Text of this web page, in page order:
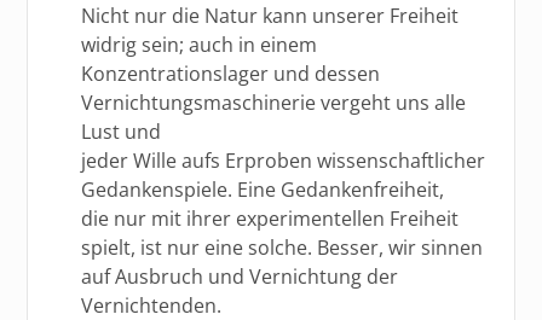
Nicht nur die Natur kann unserer Freiheit
widrig sein; auch in einem
Konzentrationslager und dessen
Vernichtungsmaschinerie vergeht uns alle
Lust und
jeder Wille aufs Erproben wissenschaftlicher
Gedankenspiele. Eine Gedankenfreiheit,
die nur mit ihrer experimentellen Freiheit
spielt, ist nur eine solche. Besser, wir sinnen
auf Ausbruch und Vernichtung der
Vernichtenden.